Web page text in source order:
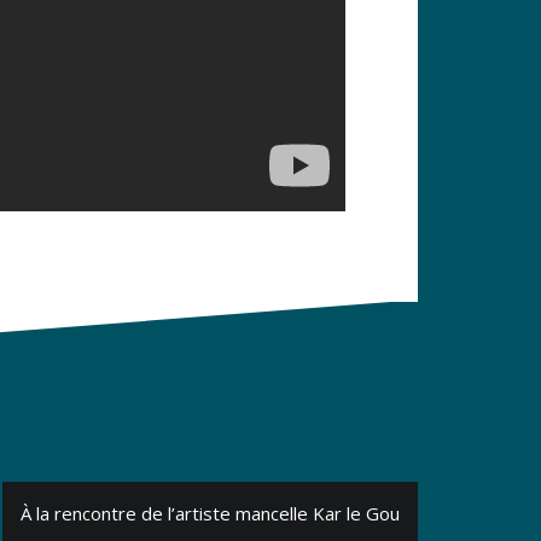
À la rencontre de l’artiste mancelle Kar le Gou